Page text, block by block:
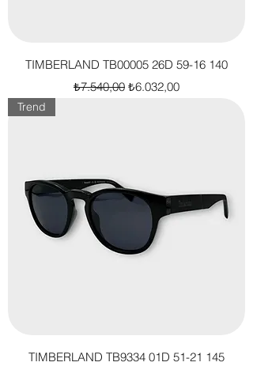
TIMBERLAND TB00005 26D 59-16 140
Normal Fiyat
₺7.540,00 İndirimli Fiyat
₺6.032,00
Trend
TIMBERLAND TB9334 01D 51-21 145